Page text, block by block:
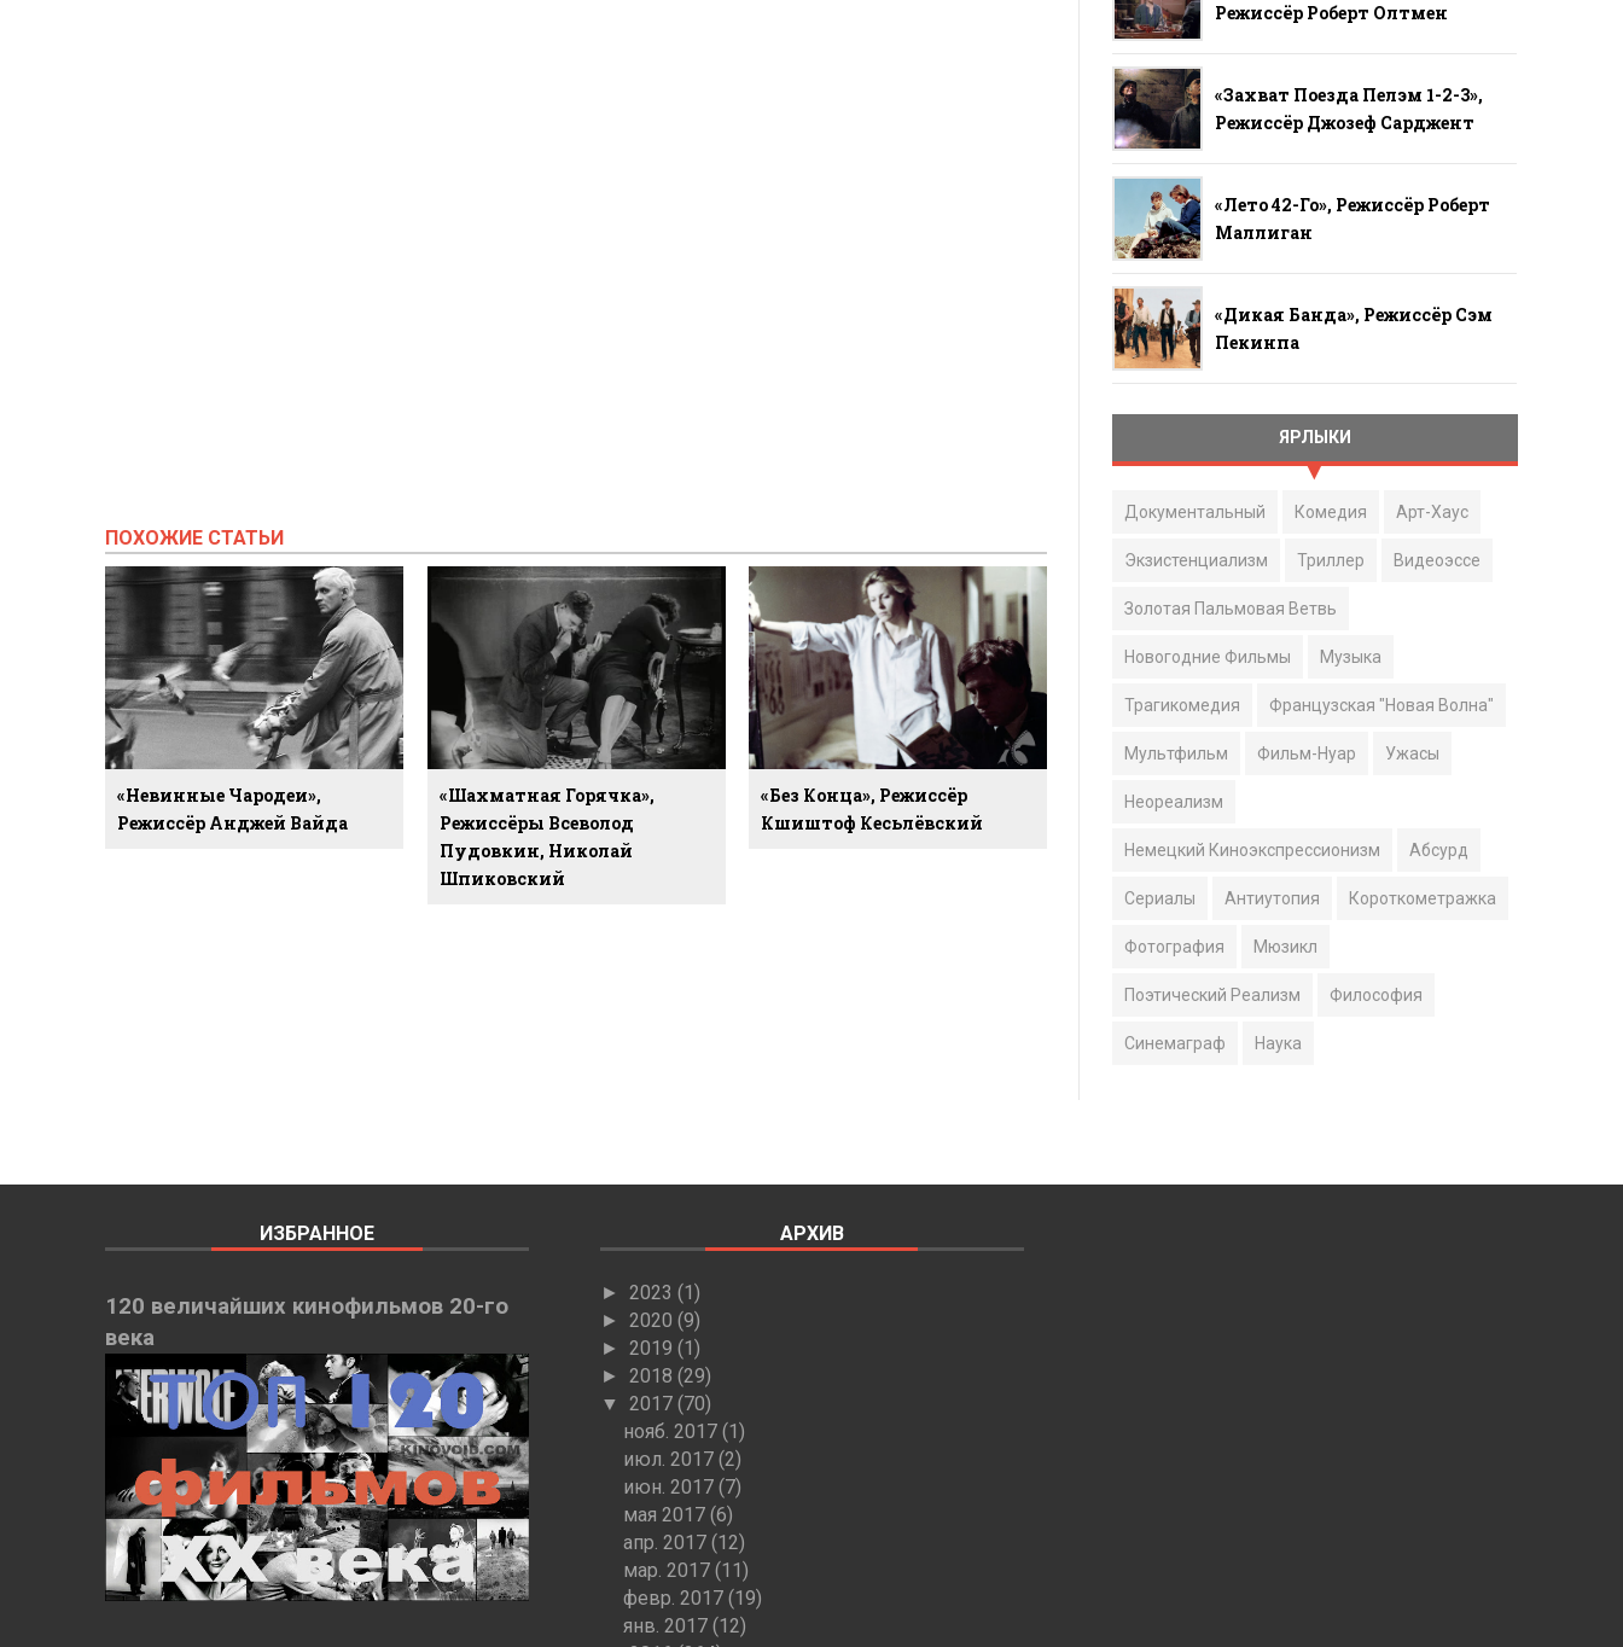
ПОХОЖИЕ СТАТЬИ
«Невинные Чародеи»,
Режиссёр Анджей Вайда
«Шахматная Горячка»,
Режиссёры Всеволод
Пудовкин, Николай
Шпиковский
«Без Конца», Режиссёр
Кшиштоф Кесьлёвский
Режиссёр Роберт Олтмен
«Захват Поезда Пелэм 1-2-3»,
Режиссёр Джозеф Сарджент
«Лето 42-Го», Режиссёр Роберт
Маллиган
«Дикая Банда», Режиссёр Сэм
Пекинпа
ЯРЛЫКИ
Документальный Комедия Арт-Хаус
Экзистенциализм Триллер Видеоэссе
Золотая Пальмовая Ветвь
Новогодние Фильмы Музыка
Трагикомедия Французская "Новая Волна"
Мультфильм Фильм-Нуар Ужасы
Неореализм
Немецкий Киноэкспрессионизм Абсурд
Сериалы Антиутопия Короткометражка
Фотография Мюзикл
Поэтический Реализм Философия
Синемаграф Наука
ИЗБРАННОЕ
120 величайших кинофильмов 20-го
века
АРХИВ
► 2023 (1)
► 2020 (9)
► 2019 (1)
► 2018 (29)
▼ 2017 (70)
нояб. 2017 (1)
июл. 2017 (2)
июн. 2017 (7)
мая 2017 (6)
апр. 2017 (12)
мар. 2017 (11)
февр. 2017 (19)
янв. 2017 (12)